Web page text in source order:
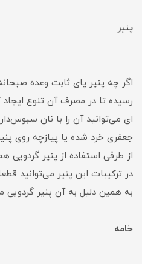
پنیر
اگر چه پنیر پای ثابت وعده
رسیده تا در مصرف آن تنوع ایجاد
ای می‌توانید آن را با نان
جعفری خرد شده یا پیازچه روی
از طرفی استفاده از پنیر گردویی
در ترکیبات این پنیر می‌توانید
به همین دلیل به آن پنیر گردویی
خامه